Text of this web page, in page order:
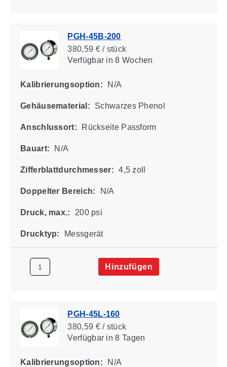
PGH-45B-200
380,59 € / stück
Verfügbarin 8 Wochen
Kalibrierungsoption: N/A
Gehäusematerial: Schwarzes Phenol
Anschlussort: Rückseite Passform
Bauart: N/A
Zifferblattdurchmesser: 4,5 zoll
Doppelter Bereich: N/A
Druck, max.: 200 psi
Drucktyp: Messgerät
Hinzufügen
PGH-45L-160
380,59 € / stück
Verfügbarin 8 Tagen
Kalibrierungsoption: N/A